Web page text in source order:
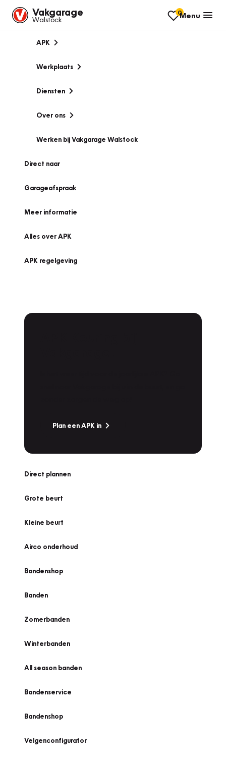
Vakgarage
Walstock
0Menu
APK
Werkplaats
Diensten
Over ons
Werken bij Vakgarage Walstock
Direct naar
Garageafspraak
Meer informatie
Alles over APK
APK regelgeving
Plan een APK in
Direct plannen
Grote beurt
Kleine beurt
Airco onderhoud
Bandenshop
Banden
Zomerbanden
Winterbanden
All season banden
Bandenservice
Bandenshop
Velgenconfigurator